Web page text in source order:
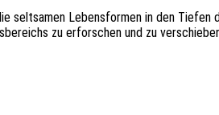
selt­sa­men Lebens­for­men in den Tiefen
zu erfor­schen und zu